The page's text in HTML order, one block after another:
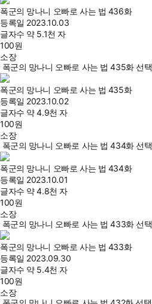
폭군의 망나니 오빠로 사는 법 436화
등록일 2023.10.03
글자수 약 5.1천 자
100원
소장
폭군의 망나니 오빠로 사는 법 435화 선택
폭군의 망나니 오빠로 사는 법 435화
등록일 2023.10.02
글자수 약 4.9천 자
100원
소장
폭군의 망나니 오빠로 사는 법 434화 선택
폭군의 망나니 오빠로 사는 법 434화
등록일 2023.10.01
글자수 약 4.8천 자
100원
소장
폭군의 망나니 오빠로 사는 법 433화 선택
폭군의 망나니 오빠로 사는 법 433화
등록일 2023.09.30
글자수 약 5.4천 자
100원
소장